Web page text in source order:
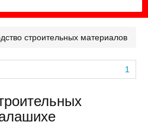
строительных материалов
1